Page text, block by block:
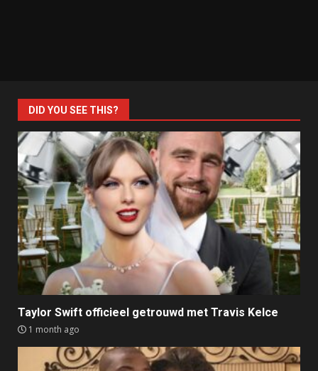
DID YOU SEE THIS?
Taylor Swift officieel getrouwd met Travis Kelce
1 month ago